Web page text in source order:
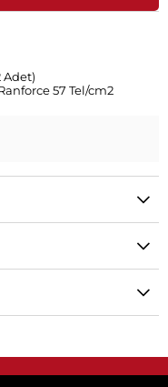
Adet)
57 Tel/cm2